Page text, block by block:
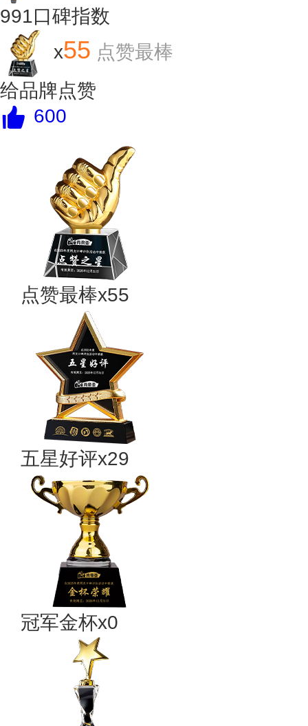
991口碑指数
x55 点赞最棒
给品牌点赞
600
点赞最棒x55
五星好评x29
冠军金杯x0